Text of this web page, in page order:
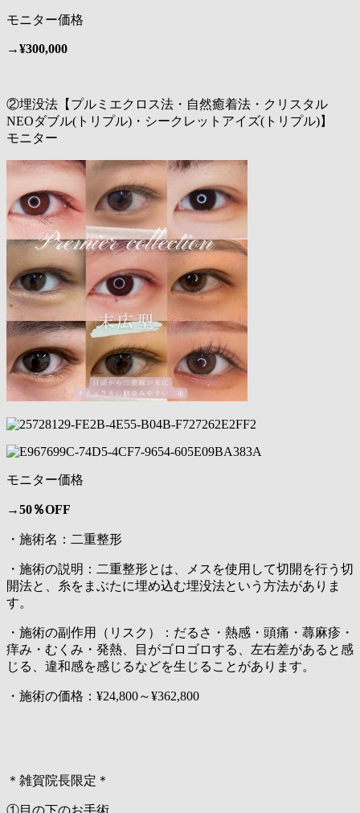
モニター価格
→¥300,000
②埋没法【プルミエクロス法・自然癒着法・クリスタル
NEOダブル(トリプル)・シークレットアイズ(トリプル)】
モニター
モニター価格
→50％OFF
・施術名：二重整形
・施術の説明：二重整形とは、メスを使用して切開を行う切
開法と、糸をまぶたに埋め込む埋没法という方法がありま
す。
・施術の副作用（リスク）：だるさ・熱感・頭痛・蕁麻疹・
痒み・むくみ・発熱、目がゴロゴロする、左右差があると感
じる、違和感を感じるなどを生じることがあります。
・施術の価格：¥24,800～¥362,800
＊雑賀院長限定＊